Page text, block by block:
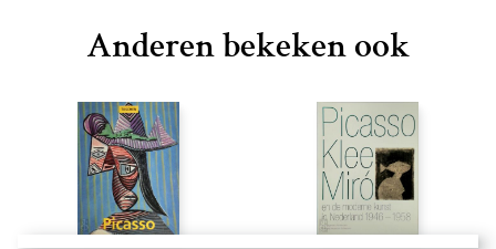
worden ook tekeningen, grafisch werk en keramiek
karakterstudie van Pablo Picasso (1881-1973) maakte,
ontstaat een alomvattend beeld van de
wereldberoemde kunstenaar.
Het zwaartepunt van de tentoonstelling ligt op zijn
Anderen bekeken ook